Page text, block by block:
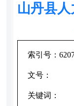
山丹县
索引号：
文号：
关键词：